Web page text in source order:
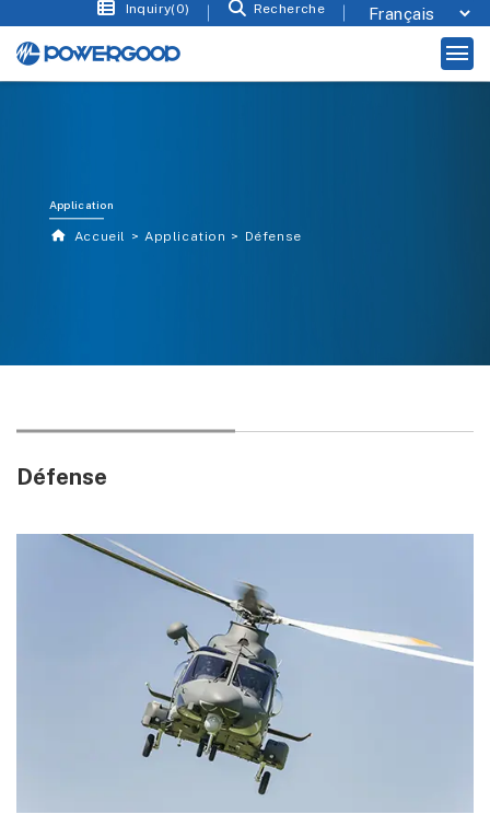
Inquiry(0) Recherche
Application
Accueil Application Défense
Défense